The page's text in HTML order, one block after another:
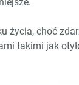
życia, choć
takimi jak